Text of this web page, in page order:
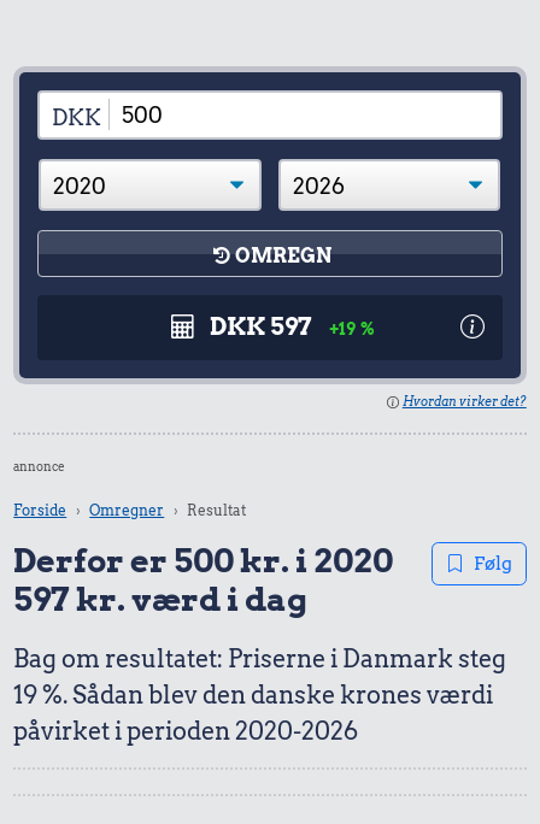
DKK
OMREGN
DKK 597 +19 %
Hvordan virker det?
annonce
Forside Omregner Resultat
Derfor er 500 kr. i 2020
597 kr. værd i dag
Følg
Bag om resultatet: Priserne i Danmark steg
19 %. Sådan blev den danske krones værdi
påvirket i perioden 2020-2026